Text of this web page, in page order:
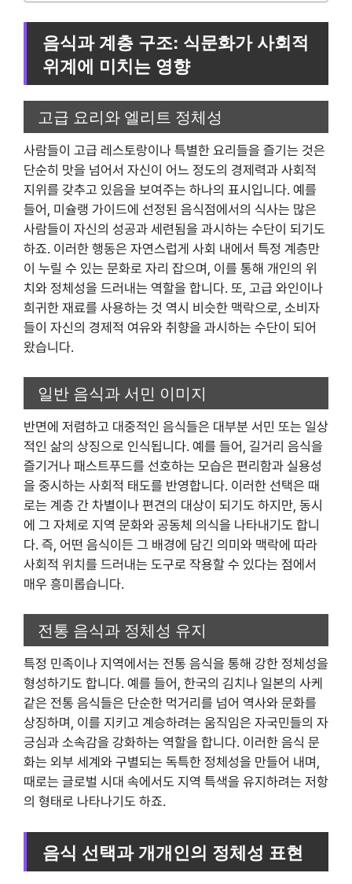
음식과 계층 구조: 식문화가 사회적
위계에 미치는 영향
고급 요리와 엘리트 정체성
사람들이 고급 레스토랑이나 특별한 요리들을 즐기는 것은
단순히 맛을 넘어서 자신이 어느 정도의 경제력과 사회적
지위를 갖추고 있음을 보여주는 하나의 표시입니다. 예를
들어, 미슐랭 가이드에 선정된 음식점에서의 식사는 많은
사람들이 자신의 성공과 세련됨을 과시하는 수단이 되기도
하죠. 이러한 행동은 자연스럽게 사회 내에서 특정 계층만
이 누릴 수 있는 문화로 자리 잡으며, 이를 통해 개인의 위
치와 정체성을 드러내는 역할을 합니다. 또, 고급 와인이나
희귀한 재료를 사용하는 것 역시 비슷한 맥락으로, 소비자
들이 자신의 경제적 여유와 취향을 과시하는 수단이 되어
왔습니다.
일반 음식과 서민 이미지
반면에 저렴하고 대중적인 음식들은 대부분 서민 또는 일상
적인 삶의 상징으로 인식됩니다. 예를 들어, 길거리 음식을
즐기거나 패스트푸드를 선호하는 모습은 편리함과 실용성
을 중시하는 사회적 태도를 반영합니다. 이러한 선택은 때
로는 계층 간 차별이나 편견의 대상이 되기도 하지만, 동시
에 그 자체로 지역 문화와 공동체 의식을 나타내기도 합니
다. 즉, 어떤 음식이든 그 배경에 담긴 의미와 맥락에 따라
사회적 위치를 드러내는 도구로 작용할 수 있다는 점에서
매우 흥미롭습니다.
전통 음식과 정체성 유지
특정 민족이나 지역에서는 전통 음식을 통해 강한 정체성을
형성하기도 합니다. 예를 들어, 한국의 김치나 일본의 사케
같은 전통 음식들은 단순한 먹거리를 넘어 역사와 문화를
상징하며, 이를 지키고 계승하려는 움직임은 자국민들의 자
긍심과 소속감을 강화하는 역할을 합니다. 이러한 음식 문
화는 외부 세계와 구별되는 독특한 정체성을 만들어 내며,
때로는 글로벌 시대 속에서도 지역 특색을 유지하려는 저항
의 형태로 나타나기도 하죠.
음식 선택과 개개인의 정체성 표현